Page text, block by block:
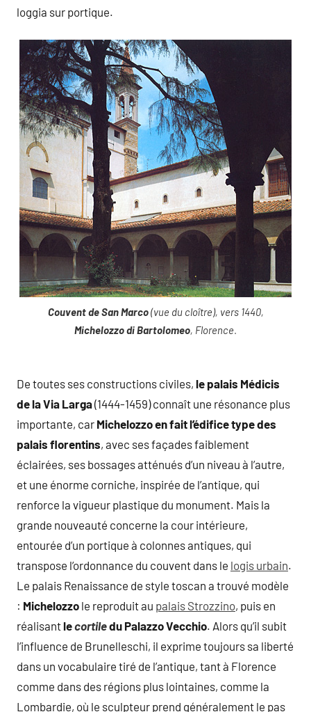
loggia sur portique.
Couvent de San Marco(vue du cloître), vers 1440,
Michelozzo di Bartolomeo, Florence.
De toutes ses constructions civiles, le palais Médicis
de la Via Larga(1444-1459) connaît une résonance plus
importante, car Michelozzo en fait l’édifice type des
palais florentins, avec ses façades faiblement
éclairées, ses bossages atténués d’un niveau à l’autre,
et une énorme corniche, inspirée de l’antique, qui
renforce la vigueur plastique du monument. Mais la
grande nouveauté concerne la cour intérieure,
entourée d’un portique à colonnes antiques, qui
transpose l’ordonnance du couvent dans le logis urbain.
Le palais Renaissance de style toscan a trouvé modèle
: Michelozzo le reproduit au palais Strozzino, puis en
réalisantlecortiledu Palazzo Vecchio. Alors qu’il subit
l’influence de Brunelleschi, il exprime toujours sa liberté
dans un vocabulaire tiré de l’antique, tant à Florence
comme dans des régions plus lointaines, comme la
Lombardie, où le sculpteur prend généralement le pas